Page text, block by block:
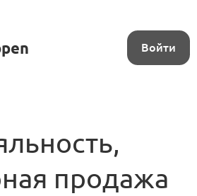
Войти
продажа